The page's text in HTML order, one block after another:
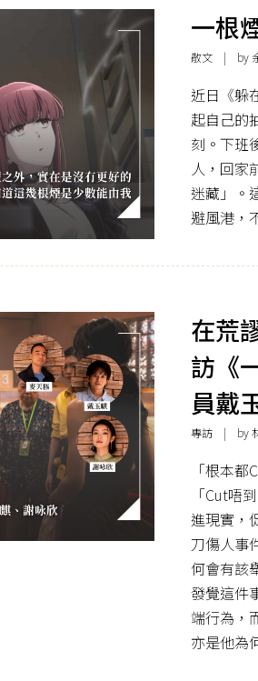
一根
散文 | by
近日《躲
起自己的
刻。下班
人，回家
迷藏」。
避風港，
在荒
訪《
員戴
專訪 | by
「根本
「Cut唔
進現實，
刀傷人事
何會有該
發覺這件
端行為，
亦是他為